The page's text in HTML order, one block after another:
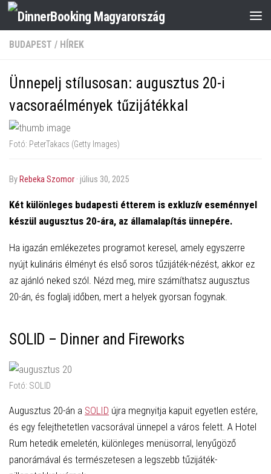
BUDAPEST / HÍREK
Ünnepelj stílusosan: augusztus 20-i
vacsoraélmények tűzijátékkal
Fotó: PeterTakacs (Getty Images)
byRebeka Szomor · július 30, 2025
Két különleges budapesti étterem is exkluzív eseménnyel
készül augusztus 20-ára, az államalapítás ünnepére.
Ha igazán emlékezetes programot keresel, amely egyszerre
nyújt kulináris élményt és első soros tűzijáték-nézést, akkor ez
az ajánló neked szól. Nézd meg, mire számíthatsz augusztus
20-án, és foglalj időben, mert a helyek gyorsan fogynak.
SOLID – Dinner and Fireworks
Fotó: SOLID
Augusztus 20-án a SOLID újra megnyitja kapuit egyetlen estére,
és egy felejthetetlen vacsorával ünnepel a város felett. A Hotel
Rum hetedik emeletén, különleges menüsorral, lenyűgöző
panorámával és természetesen a legszebb tűzijáték-